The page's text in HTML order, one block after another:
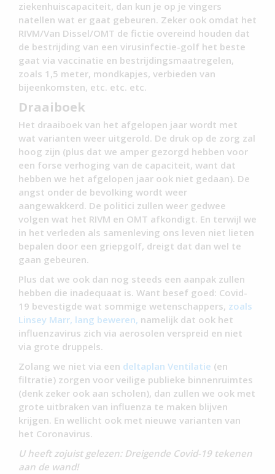
ziekenhuiscapaciteit, dan kun je op je vingers
natellen wat er gaat gebeuren. Zeker ook omdat het
RIVM/Van Dissel/OMT de fictie overeind houden dat
de bestrijding van een virusinfectie-golf het beste
gaat via vaccinatie en bestrijdingsmaatregelen,
zoals 1,5 meter, mondkapjes, verbieden van
bijeenkomsten, etc. etc. etc.
Draaiboek
Het draaiboek van het afgelopen jaar wordt met
wat varianten weer uitgerold. De druk op de zorg zal
hoog zijn (plus dat we amper gezorgd hebben voor
een forse verhoging van de capaciteit, want dat
hebben we het afgelopen jaar ook niet gedaan). De
angst onder de bevolking wordt weer
aangewakkerd. De politici zullen weer gedwee
volgen wat het RIVM en OMT afkondigt. En terwijl we
in het verleden als samenleving ons leven niet lieten
bepalen door een griepgolf, dreigt dat dan wel te
gaan gebeuren.
Plus dat we ook dan nog steeds een aanpak zullen
hebben die inadequaat is. Want besef goed: Covid-
19 bevestigde wat sommige wetenschappers, zoals
Linsey Marr, lang beweren, namelijk dat ook het
influenzavirus zich via aerosolen verspreid en niet
via grote druppels.
Zolang we niet via een deltaplan Ventilatie (en
filtratie) zorgen voor veilige publieke binnenruimtes
(denk zeker ook aan scholen), dan zullen we ook met
grote uitbraken van influenza te maken blijven
krijgen. En wellicht ook met nieuwe varianten van
het Coronavirus.
U heeft zojuist gelezen: Dreigende Covid-19 tekenen
aan de wand!